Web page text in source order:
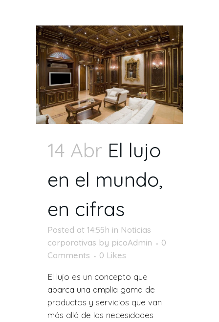
14 Abr El lujo
en el mundo,
en cifras
Posted at 14:55h in Noticias
corporativas by picoAdmin
0
Comments
0 Likes
El lujo es un concepto que
abarca una amplia gama de
productos y servicios que van
más allá de las necesidades